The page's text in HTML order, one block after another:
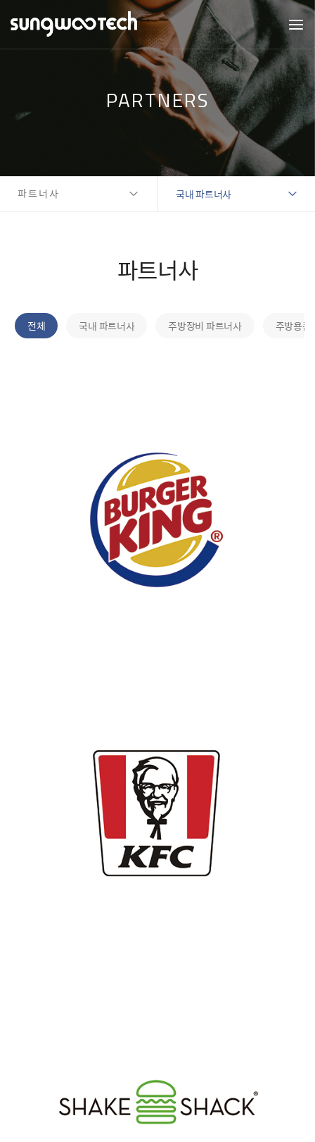
PARTNERS
파트너사 국내 파트너사
파트너사
전체 국내 파트너사 주방장비 파트너사 주방용품
국내 파트너사
버거킹
국내 파트너사
KFC
국내 파트너사
쉐이크쉑